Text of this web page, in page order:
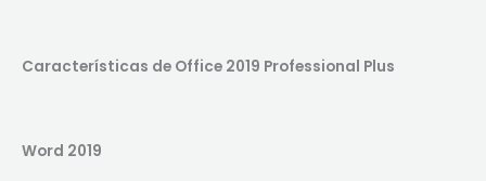
Características de Office 2019 Professional Plus
Word 2019